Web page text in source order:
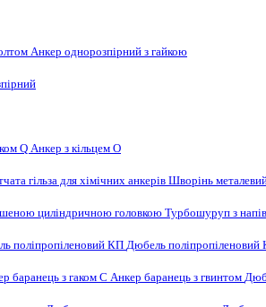
Анкер однорозпірний з гайкою
Q Анкер з кільцем O
гільза для хімічних анкерів Шворінь
циліндричною головкоюТурбошуруп з
поліпропіленовий КП Дюбель
баранець з гаком С Анкер баранець з гвинтом